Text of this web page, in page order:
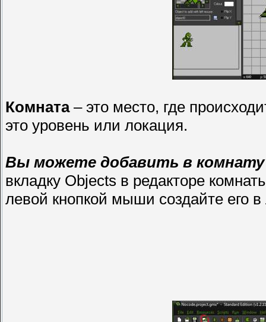
Комната– это место, где
это уровень или локация.
Вы можете добавить в
вкладку Objects в редакторе
левой кнопкой мыши создайте его